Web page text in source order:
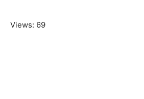
Views: 69